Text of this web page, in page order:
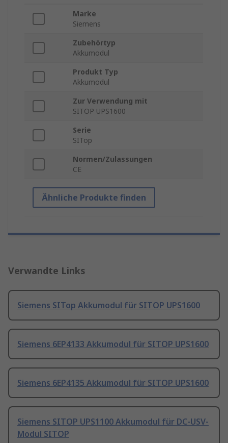
Marke
Siemens
Zubehörtyp
Akkumodul
Produkt Typ
Akkumodul
Zur Verwendung mit
SITOP UPS1600
Serie
SITop
Normen/Zulassungen
CE
Ähnliche Produkte finden
Verwandte Links
Siemens SITop Akkumodul für SITOP UPS1600
Siemens 6EP4133 Akkumodul für SITOP UPS1600
Siemens 6EP4135 Akkumodul für SITOP UPS1600
Siemens SITOP UPS1100 Akkumodul für DC-USV-
Modul SITOP